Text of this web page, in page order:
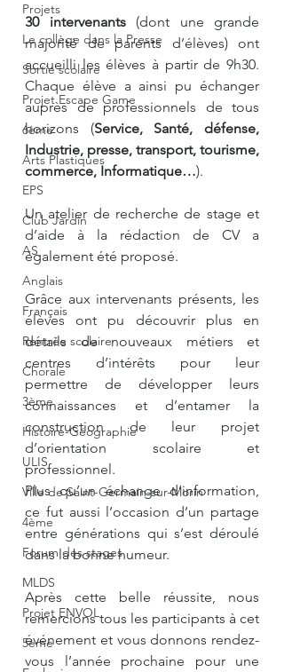
Projets
Le collège dans la Presse
Sortie scolaire
Projet Escape Game
6ème
Arts Plastiques
EPS
Club Jardin
AS
Anglais
Français
Rentrée scolaire
Chorale
3ème
Histoire-Géographie
ULIS
Ville de Saint-Germain-sur-Morin
4ème
Forum des stages
MLDS
Projet ENVOL
5ème
30 intervenants (dont une grande
majorité de parents d’élèves) ont
accueilli les élèves à partir de 9h30.
Chaque élève a ainsi pu échanger
auprès de professionnels de tous
horizons (Service, Santé, défense,
Industrie, presse, transport, tourisme,
commerce, Informatique…).
Un atelier de recherche de stage et
d’aide à la rédaction de CV a
également été proposé.
Grâce aux intervenants présents, les
élèves ont pu découvrir plus en
détails de nouveaux métiers et
centres d’intérêts pour leur
permettre de développer leurs
connaissances et d’entamer la
construction de leur projet
d’orientation scolaire et
professionnel.
Plus qu’un échange d’information,
ce fut aussi l’occasion d’un partage
entre générations qui s’est déroulé
dans la bonne humeur.
Après cette belle réussite, nous
remercions tous les participants à cet
événement et vous donnons rendez-
vous l’année prochaine pour une